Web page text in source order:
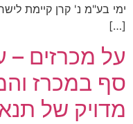
ימי בע"מ נ' קרן קיימת
[…]
על מכרזים –
סף במכרז
מדויק של